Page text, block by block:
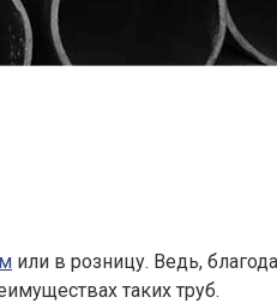
или в розницу. Ведь,
таких труб.